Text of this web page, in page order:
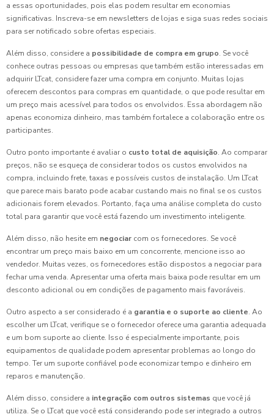
a essas oportunidades, pois elas podem resultar em economias
significativas. Inscreva-se em newsletters de lojas e siga suas redes sociais
para ser notificado sobre ofertas especiais.
Além disso, considere a possibilidade de compra em grupo. Se você
conhece outras pessoas ou empresas que também estão interessadas em
adquirir LTcat, considere fazer uma compra em conjunto. Muitas lojas
oferecem descontos para compras em quantidade, o que pode resultar em
um preço mais acessível para todos os envolvidos. Essa abordagem não
apenas economiza dinheiro, mas também fortalece a colaboração entre os
participantes.
Outro ponto importante é avaliar o custo total de aquisição. Ao comparar
preços, não se esqueça de considerar todos os custos envolvidos na
compra, incluindo frete, taxas e possíveis custos de instalação. Um LTcat
que parece mais barato pode acabar custando mais no final se os custos
adicionais forem elevados. Portanto, faça uma análise completa do custo
total para garantir que você está fazendo um investimento inteligente.
Além disso, não hesite em negociar com os fornecedores. Se você
encontrar um preço mais baixo em um concorrente, mencione isso ao
vendedor. Muitas vezes, os fornecedores estão dispostos a negociar para
fechar uma venda. Apresentar uma oferta mais baixa pode resultar em um
desconto adicional ou em condições de pagamento mais favoráveis.
Outro aspecto a ser considerado é a garantia e o suporte ao cliente. Ao
escolher um LTcat, verifique se o fornecedor oferece uma garantia adequada
e um bom suporte ao cliente. Isso é especialmente importante, pois
equipamentos de qualidade podem apresentar problemas ao longo do
tempo. Ter um suporte confiável pode economizar tempo e dinheiro em
reparos e manutenção.
Além disso, considere a integração com outros sistemas que você já
utiliza. Se o LTcat que você está considerando pode ser integrado a outros